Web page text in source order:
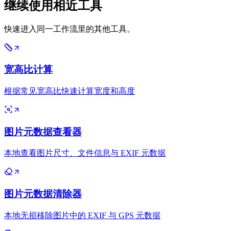
继续使用相近工具
快速进入同一工作流里的其他工具。
宽高比计算
根据常见宽高比快速计算宽度和高度
图片元数据查看器
本地查看图片尺寸、文件信息与 EXIF 元数据
图片元数据清除器
本地无损移除图片中的 EXIF 与 GPS 元数据